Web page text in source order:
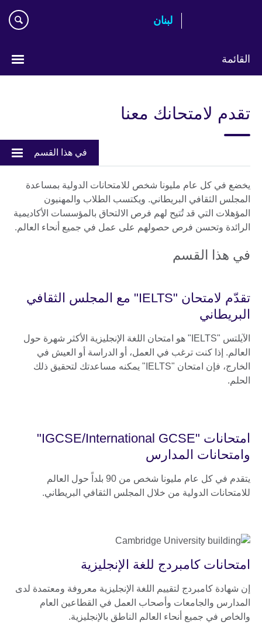
لبنان
القائمة
language
تقدم لامتحانك معنا
في هذا القسم
يخضع في كل عام مليونا شخص للامتحانات الدولية بمساعدة
المجلس الثقافي البريطاني. ويكتسب الطلاب والمهنيون
المؤهلات التي قد تُتيح لهم فرص الالتحاق بالمؤسسات الأكاديمية
الرائدة وتحسن فرص حصولهم على عمل في جميع أنحاء العالم.
في هذا القسم
تقدّم لامتحان "IELTS" مع المجلس الثقافي
البريطاني
الآيلتس "IELTS" هو امتحان اللغة الإنجليزية الأكثر شهرة حول
العالم. إذا كنت ترغب في العمل، أو الدراسة أو العيش في
الخارج، فإن امتحان "IELTS" يمكنه مساعدتك لتحقيق ذلك
الحلم.
امتحانات "IGCSE/International GCSE"
وامتحانات المدارس
يتقدم في كل عام مليونا شخص من 90 بلداً حول العالم
للامتحانات الدولية من خلال المجلس الثقافي البريطاني.
امتحانات كامبردج للغة الإنجليزية
إن شهادة كامبردج لتقييم اللغة الإنجليزية معروفة ومعتمدة لدى
المدارس والجامعات وأصحاب العمل في القطاعين العام
والخاص في جميع أنحاء العالم الناطق بالإنجليزية.